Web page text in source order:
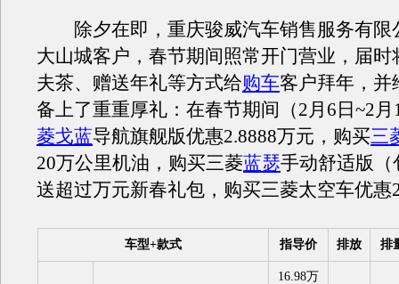
除夕在即，重庆骏威汽车销售服务有限
大山城客户，春节期间照常开门营业，届时
夫茶、赠送年礼等方式给购车客户拜年，并
备上了重重厚礼：在春节期间（2月6日~2
菱戈蓝导航旗舰版优惠2.8888万元，购买三
20万公里机油，购买三菱蓝瑟手动舒适版（
送超过万元新春礼包，购买三菱太空车优惠
车型+款式 指导价 排放 排
16.98万